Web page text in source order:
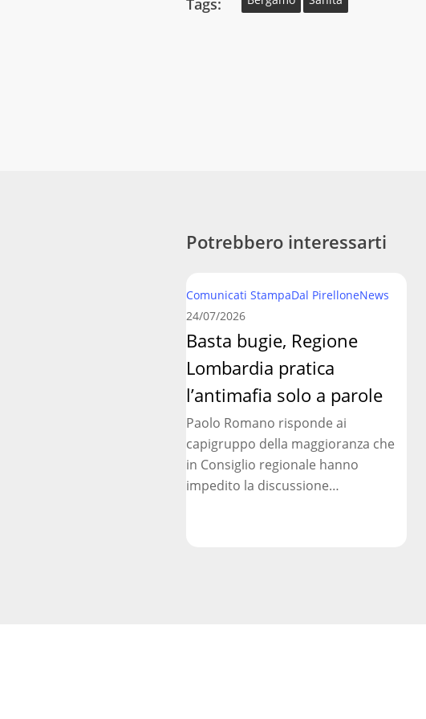
Tags:
Potrebbero interessarti
Comunicati StampaDal PirelloneNews
bugie,
Regione
Lombardia
pratica
l’antimafia
solo
a
parole
24/07/2026
Basta bugie, Regione
Lombardia pratica
l’antimafia solo a parole
Paolo Romano risponde ai
capigruppo della maggioranza che
in Consiglio regionale hanno
impedito la discussione…